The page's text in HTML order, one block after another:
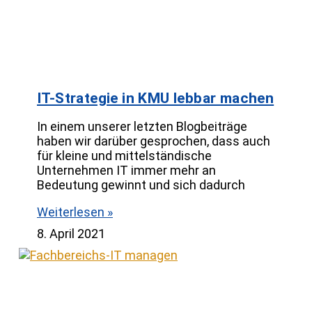
IT-Strategie in KMU lebbar machen
In einem unserer letzten Blogbeiträge
haben wir darüber gesprochen, dass auch
für kleine und mittelständische
Unternehmen IT immer mehr an
Bedeutung gewinnt und sich dadurch
Weiterlesen »
8. April 2021